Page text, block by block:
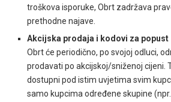
troškova isporuke, Obrt zadržava
prethodne najave.
Akcijska prodaja i kodovi za popust
Obrt će periodično, po svojoj odluci,
prodavati po akcijskoj/sniženoj cijeni.
dostupni pod istim uvjetima svim
samo kupcima određene skupine